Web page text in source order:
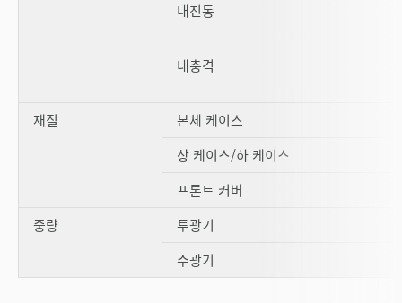
내진동
내충격
재질
본체 케이스
상 케이스/하 케이스
프론트 커버
중량
투광기
수광기